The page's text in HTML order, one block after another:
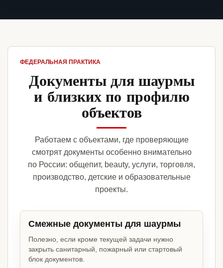
ФЕДЕРАЛЬНАЯ ПРАКТИКА
Документы для шаурмы
и близких по профилю
объектов
Работаем с объектами, где проверяющие
смотрят документы особенно внимательно
по России: общепит, beauty, услуги, торговля,
производство, детские и образовательные
проекты.
Смежные документы для шаурмы
Полезно, если кроме текущей задачи нужно
закрыть санитарный, пожарный или стартовый
блок документов.